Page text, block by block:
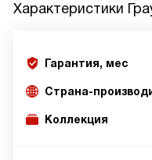
Характеристики
Гарантия, мес
Страна-
Коллекция